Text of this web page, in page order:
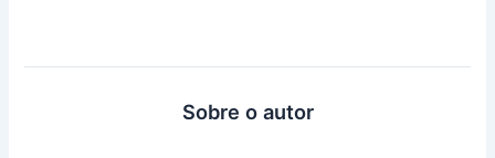
Sobre o autor